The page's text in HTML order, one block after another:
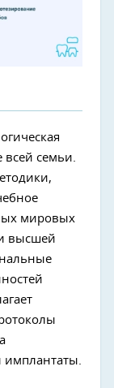
всей семьи.
мировых
высшей
имплантаты.